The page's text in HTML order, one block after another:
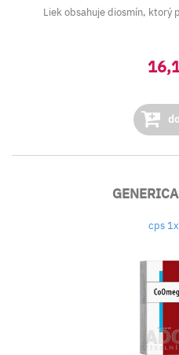
Liek obsahuje diosmín, ktorý
cps